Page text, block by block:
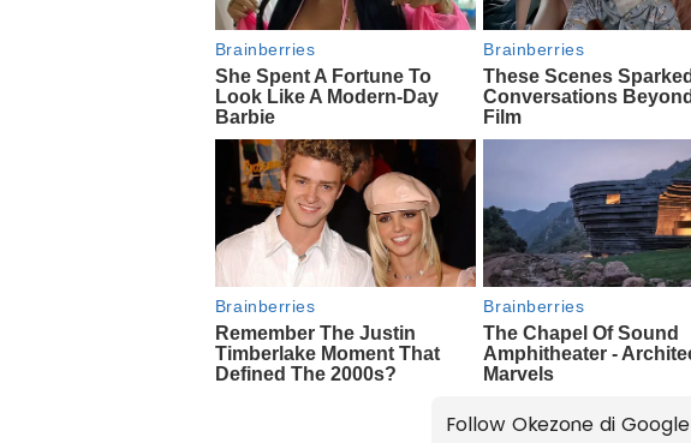
Follow Okezone di Google